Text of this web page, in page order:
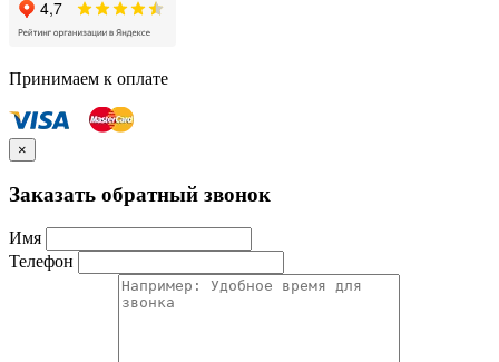
Принимаем к оплате
×
Заказать обратный звонок
Имя
Телефон